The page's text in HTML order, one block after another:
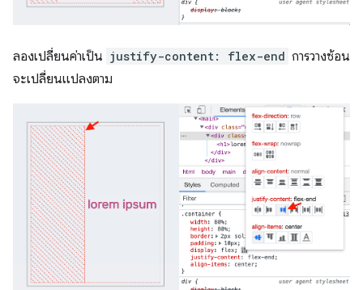
ลองเปลี่ยนค่าเป็น justify-content: flex-end การวางซ้อน
จะเปลี่ยนแปลงตาม